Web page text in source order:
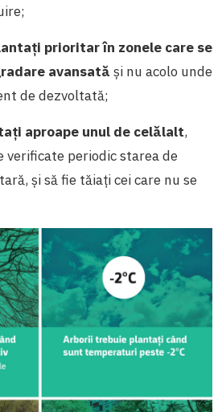
prioritar în zonele care se
avansată și nu acolo unde
de dezvoltată;
aproape unul de celălalt,
verificate periodic starea de
și să fie tăiați cei care nu se